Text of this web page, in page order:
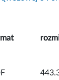
ZAŁĄCZNIK